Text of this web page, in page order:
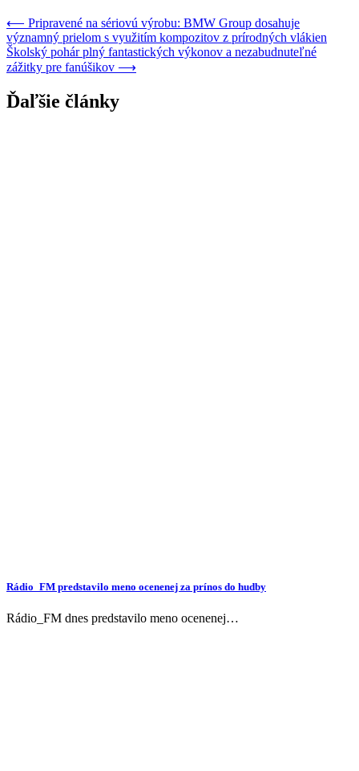
⟵ Pripravené na sériovú výrobu: BMW Group dosahuje
významný prielom s využitím kompozitov z prírodných vlákien
Školský pohár plný fantastických výkonov a nezabudnuteľné
zážitky pre fanúšikov ⟶
Ďaľšie články
Rádio_FM predstavilo meno ocenenej za prínos do hudby
Rádio_FM dnes predstavilo meno ocenenej…